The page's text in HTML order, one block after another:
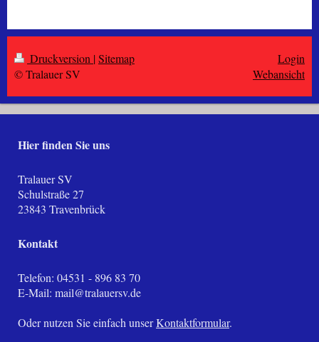
Druckversion |Sitemap
© Tralauer SV
Login
Webansicht
Hier finden Sie uns
Tralauer SV
Schulstraße27
23843 Travenbrück
Kontakt
Telefon: 04531 - 896 83 70
E-Mail: mail@tralauersv.de
Oder nutzen Sie einfach unserKontaktformular.